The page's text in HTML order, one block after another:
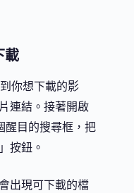
載
你想下載的影
連結。接著開啟
醒目的搜尋框，把
按鈕。
出現可下載的檔